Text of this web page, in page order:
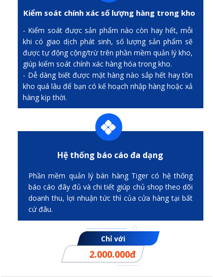
Kiểm soát chính xác số lượng hàng trong kho
- Kiểm soát được sản phẩm nào còn hay hết, mỗi
khi có giao dịch phát sinh, số lượng sản phẩm sẽ
được tự động cộng/trừ trên phần mềm quản lý kho,
giúp kiểm soát chính xác hàng hóa trong kho.
- Dễ dàng biết được mặt hàng nào sắp hết hay tồn
kho quá lâu để bạn có kế hoạch nhập hàng hoặc xả
hàng kịp thời.
Hệ thống báo cáo đa dạng
Phần mềm quản lý bán hàng Tiger có hệ thống
báo cáo đây đủ và chi tiết giúp chủ shop theo dõi
doanh thu, lợi nhuận tức thì của cửa hàng tại bất
cứ đâu.
Chỉ với
2.000.000đ